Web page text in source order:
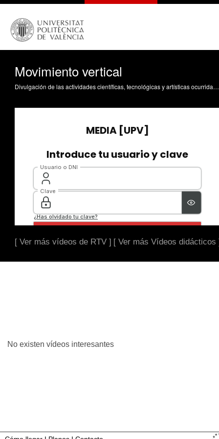
Movimiento vertical
Divulgación de las actividades científicas, tecnológicas y artísticas ocurridas en los tres campus de la UPV
[ Ver más vídeos de RTV ] [ Ver más Vídeos didácticos
No existen vídeos interesantes